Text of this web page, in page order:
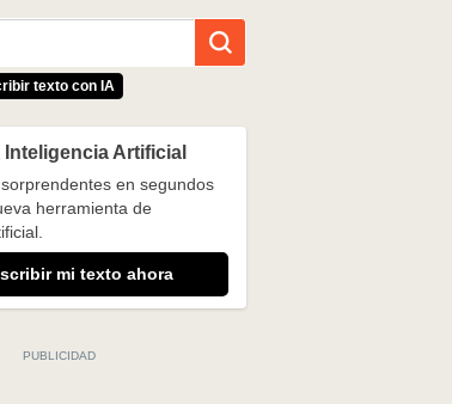
texto con IA
Artificial
en segundos
herramienta de
mi texto ahora